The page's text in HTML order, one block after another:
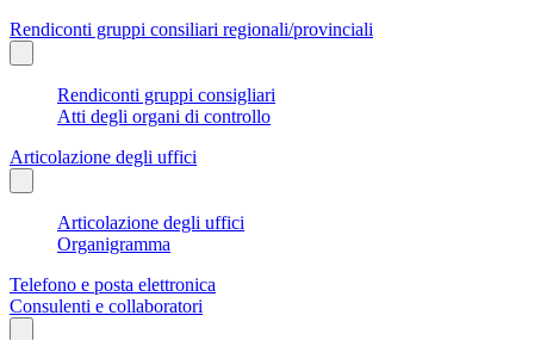
Rendiconti gruppi consiliari regionali/provinciali
Rendiconti gruppi consigliari
Atti degli organi di controllo
Articolazione degli uffici
Articolazione degli uffici
Organigramma
Telefono e posta elettronica
Consulenti e collaboratori